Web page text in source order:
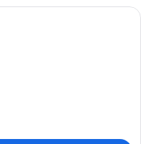
edifício tradicional com telhado